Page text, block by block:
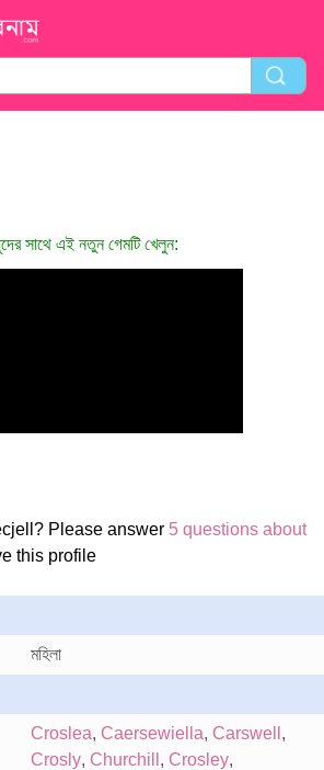
সাথে এই নতুন গেমটি খেলুন:
Please answer 5 questions about
this profile
মহিলা
Croslea, Caersewiella, Carswell ,
Crosly, Churchill , Crosley,